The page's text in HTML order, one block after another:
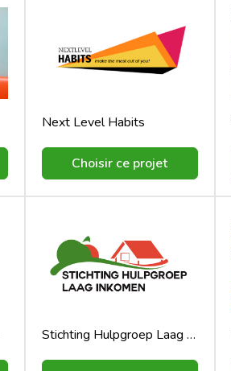
Next Level Habits
Choisir ce projet
Stichting Hulpgroep Laag Inkomen